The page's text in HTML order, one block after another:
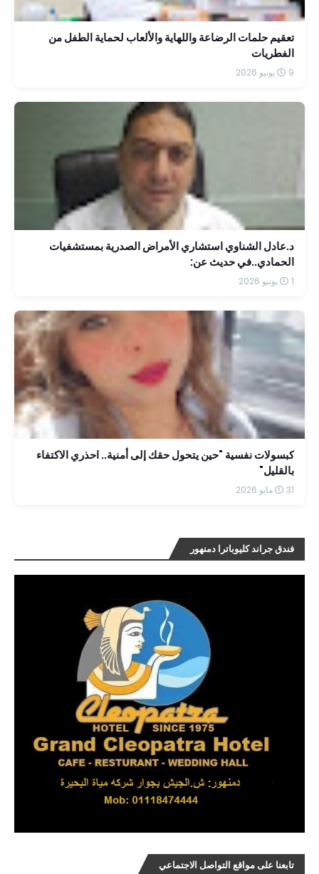
تعقيم حلمات الرضاعة واللهاية والألعاب لحماية الطفل من
الفطريات
9 يونيو 2026
د.عادل الشناوي استشاري الأمراض الصدرية بمستشفيات
الحمادي..في حديث عن:
1 يونيو 2026
كبسولات نفسية "حين يتحول حقك إلى أمنية.. احذري الاكتفاء
بالقليل"
31 مايو 2026
فندق جراند كليوباترا دمنهور
تابعنا على مواقع التواصل الاجتماعي